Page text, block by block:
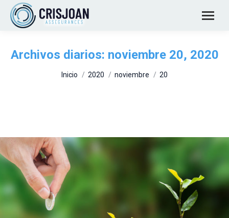
Archivos diarios: noviembre 20, 2020
Estás aquí:
Inicio 2020 noviembre 20